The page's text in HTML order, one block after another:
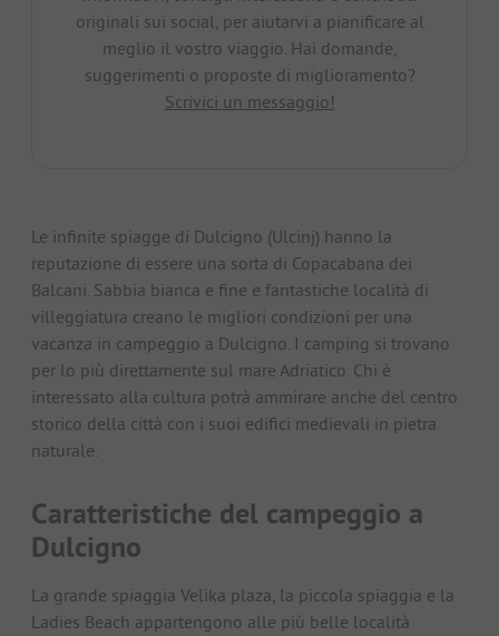
originali sui social, per aiutarvi a pianificare al
meglio il vostro viaggio. Hai domande,
suggerimenti o proposte di miglioramento?
Scrivici un messaggio!
Le infinite spiagge di Dulcigno (Ulcinj) hanno la
reputazione di essere una sorta di Copacabana dei
Balcani. Sabbia bianca e fine e fantastiche località di
villeggiatura creano le migliori condizioni per una
vacanza in campeggio a Dulcigno. I camping si trovano
per lo più direttamente sul mare Adriatico. Chi è
interessato alla cultura potrà ammirare anche del centro
storico della città con i suoi edifici medievali in pietra
naturale.
Caratteristiche del campeggio a
Dulcigno
La grande spiaggia Velika plaza, la piccola spiaggia e la
Ladies Beach appartengono alle più belle località